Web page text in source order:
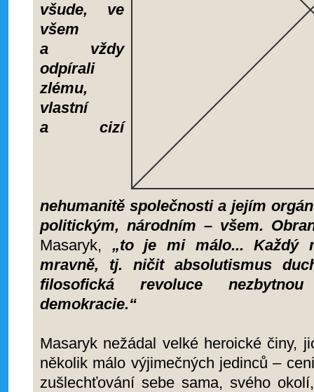
všude, ve
všem
a vždy
odpírali
zlému,
vlastní
a cizí
nehumanitě společnosti a jejím
politickým, národním – všem.
Masaryk, „to je mi málo... Každý
mravně, tj. ničit absolutismus
filosofická revoluce
demokracie.“
Masaryk nežádal velké heroické činy,
několik málo výjimečných jedinců –
zušlechťování sebe sama, svého